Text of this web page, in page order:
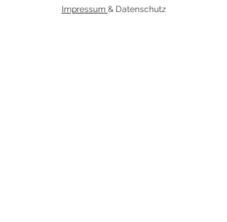
Impressum & Datenschutz